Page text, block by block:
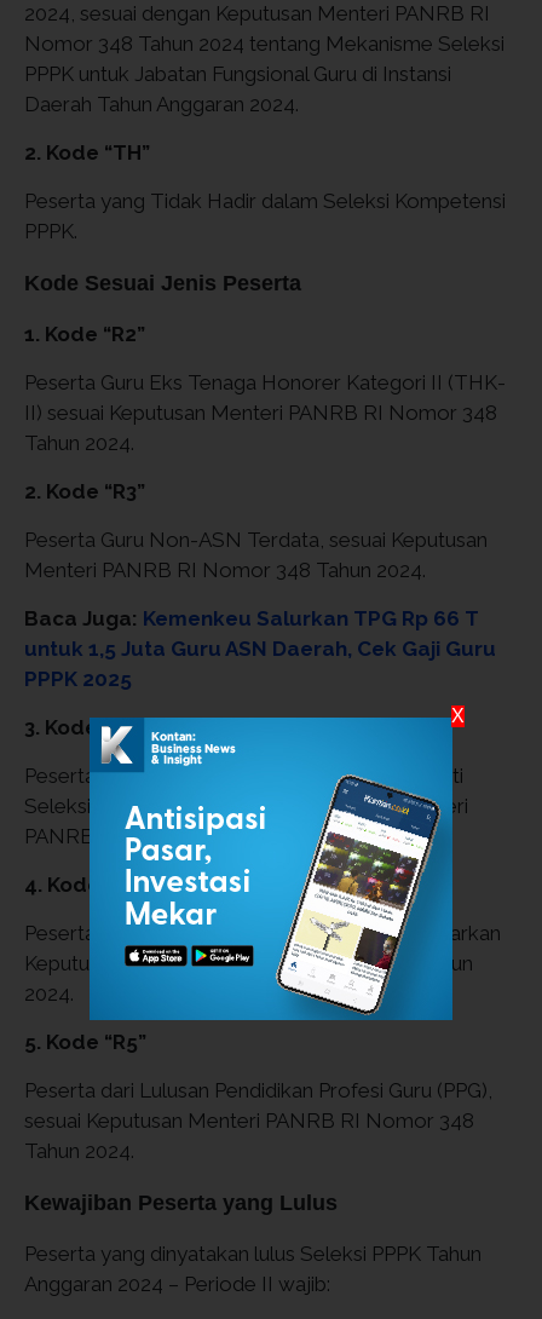
2024, sesuai dengan Keputusan Menteri PANRB RI
Nomor 348 Tahun 2024 tentang Mekanisme Seleksi
PPPK untuk Jabatan Fungsional Guru di Instansi
Daerah Tahun Anggaran 2024.
2. Kode “TH”
Peserta yang Tidak Hadir dalam Seleksi Kompetensi
PPPK.
Kode Sesuai Jenis Peserta
1. Kode “R2”
Peserta Guru Eks Tenaga Honorer Kategori II (THK-
II) sesuai Keputusan Menteri PANRB RI Nomor 348
Tahun 2024.
2. Kode “R3”
Peserta Guru Non-ASN Terdata, sesuai Keputusan
Menteri PANRB RI Nomor 348 Tahun 2024.
Baca Juga: Kemenkeu Salurkan TPG Rp 66 T
untuk 1,5 Juta Guru ASN Daerah, Cek Gaji Guru
PPPK 2025
3. Kode “R3b”
Peserta Guru Non-ASN Terdata yang mengikuti
Seleksi PPPK Tahap 2, sesuai Keputusan Menteri
PANRB RI Nomor 348 Tahun 2024.
4. Kode “R4”
Peserta Guru Non-ASN Tidak Terdata, berdasarkan
Keputusan Menteri PANRB RI Nomor 348 Tahun
2024.
5. Kode “R5”
Peserta dari Lulusan Pendidikan Profesi Guru (PPG),
sesuai Keputusan Menteri PANRB RI Nomor 348
Tahun 2024.
Kewajiban Peserta yang Lulus
Peserta yang dinyatakan lulus Seleksi PPPK Tahun
Anggaran 2024 – Periode II wajib:
X